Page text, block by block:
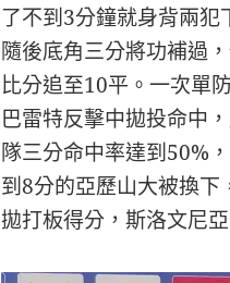
了不到3分鐘就身背兩
隨後底角三分將功補過
比分追至10平。一次單
巴雷特反擊中拋投命中
隊三分命中率達到50%
到8分的亞歷山大被換
拋打板得分，斯洛文尼